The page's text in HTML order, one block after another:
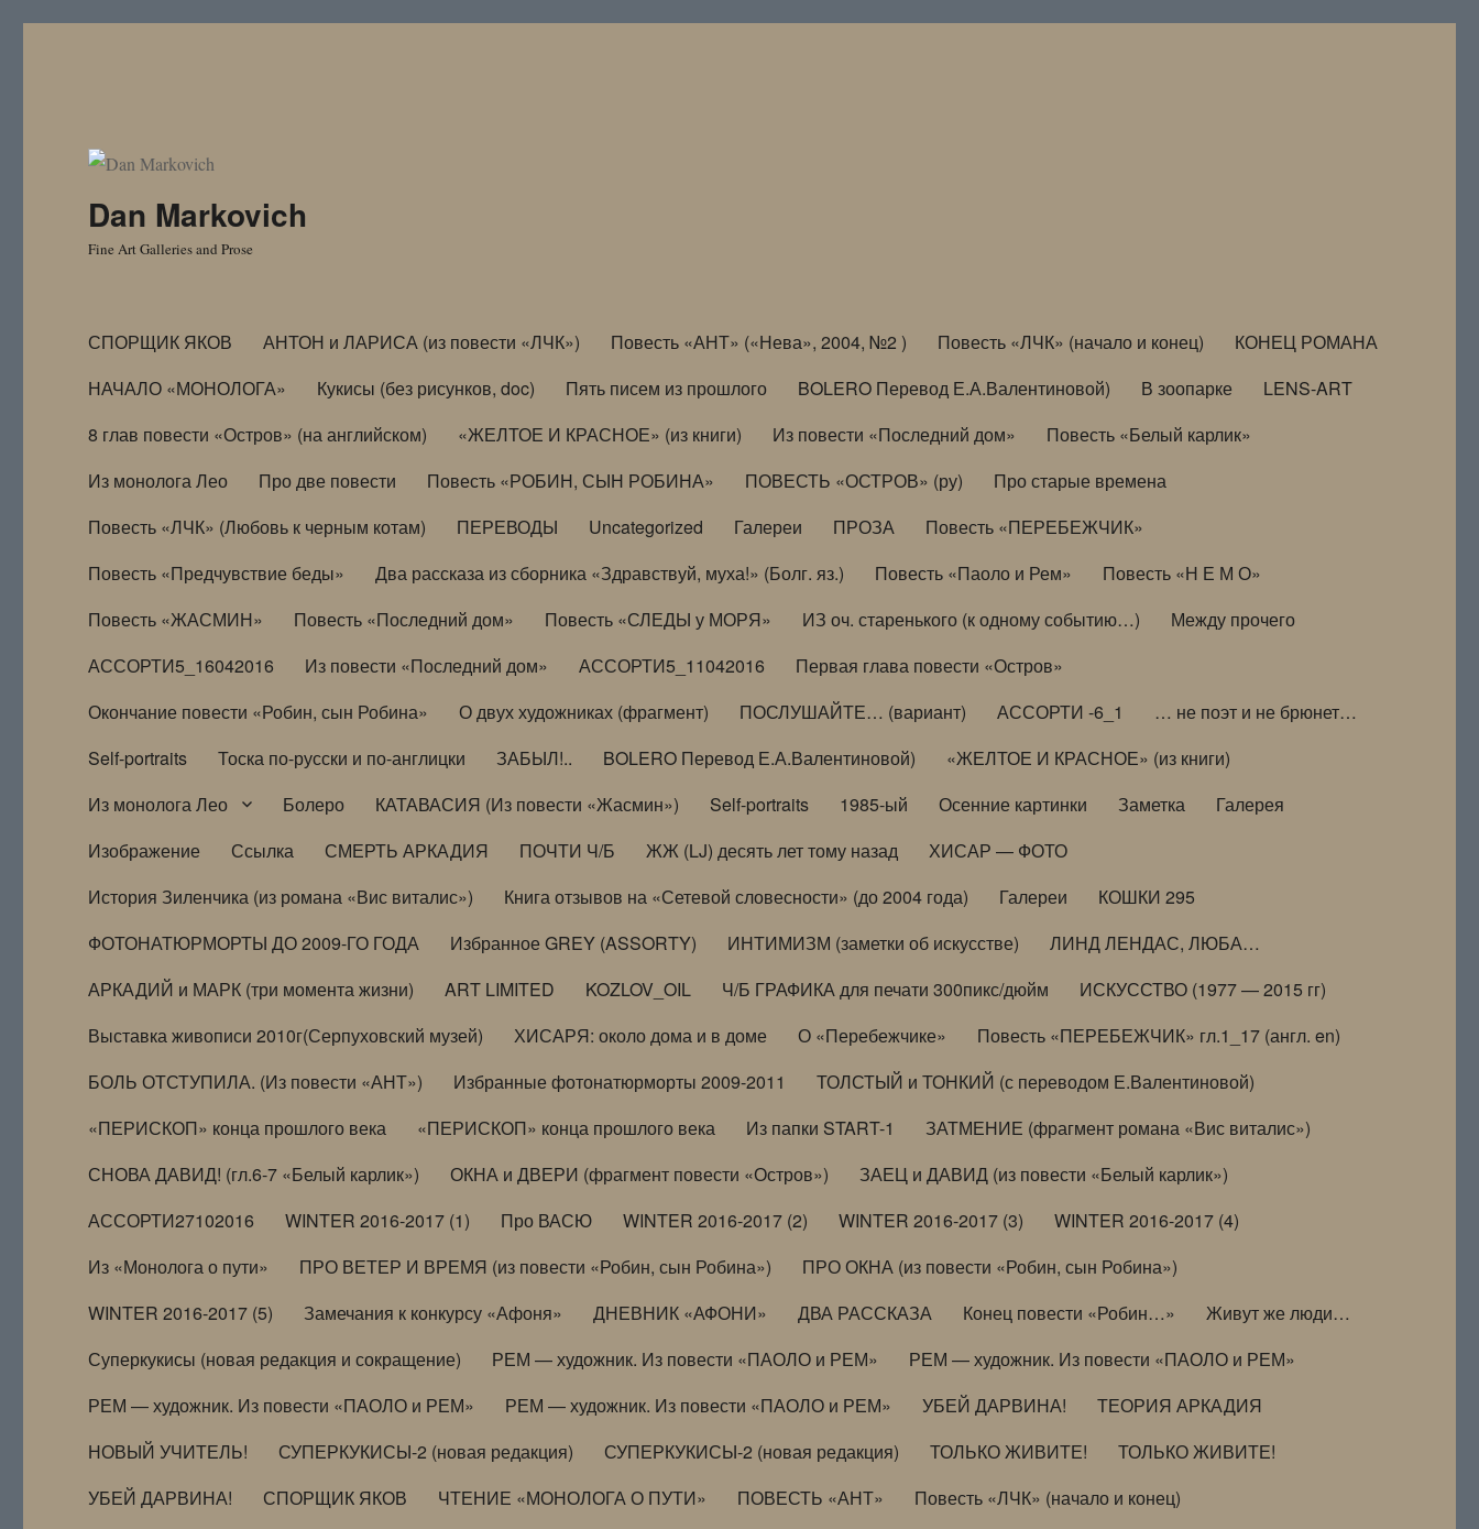
Dan Markovich
Fine Art Galleries and Prose
СПОРЩИК ЯКОВ АНТОН и ЛАРИСА (из повести «ЛЧК») Повесть «АНТ» («Нева», 2004, №2 ) Повесть «ЛЧК» (начало и конец)
КОНЕЦ РОМАНА
НАЧАЛО «МОНОЛОГА»
Кукисы (без рисунков, doc) Пять писем из прошлого BOLERO Перевод Е.А.Валентиновой) В зоопарке
LENS-ART
8 глав повести «Остров» (на английском)
«ЖЕЛТОЕ И КРАСНОЕ» (из книги) Из повести «Последний дом»
Повесть «Белый карлик»
Из монолога Лео
Про две повести Повесть «РОБИН, СЫН РОБИНА» ПОВЕСТЬ «ОСТРОВ» (ру)
Про старые времена
Повесть «ЛЧК» (Любовь к черным котам)
ПЕРЕВОДЫ Uncategorized Галереи ПРОЗА
Повесть «ПЕРЕБЕЖЧИК»
Повесть «Предчувствие беды»
Два рассказа из сборника «Здравствуй, муха!» (Болг. яз.) Повесть «Паоло и Рем»
Повесть «Н Е М О»
Повесть «ЖАСМИН»
Повесть «Последний дом» Повесть «СЛЕДЫ у МОРЯ» ИЗ оч. старенького (к одному событию…)
Между прочего
АССОРТИ5_16042016
Из повести «Последний дом» АССОРТИ5_11042016
Первая глава повести «Остров»
Окончание повести «Робин, сын Робина»
О двух художниках (фрагмент) ПОСЛУШАЙТЕ… (вариант) АССОРТИ -6_1
… не поэт и не брюнет…
Self-portraits
Тоска по-русски и по-англицки ЗАБЫЛ!.. BOLERO Перевод Е.А.Валентиновой)
«ЖЕЛТОЕ И КРАСНОЕ» (из книги)
Из монолога Лео
Болеро КАТАВАСИЯ (Из повести «Жасмин») Self-portraits 1985-ый Осенние картинки Заметка
Галерея
Изображение
Ссылка СМЕРТЬ АРКАДИЯ ПОЧТИ Ч/Б ЖЖ (LJ) десять лет тому назад
ХИСАР — ФОТО
История Зиленчика (из романа «Вис виталис»)
Книга отзывов на «Сетевой словесности» (до 2004 года) Галереи
КОШКИ 295
ФОТОНАТЮРМОРТЫ ДО 2009-ГО ГОДА
Избранное GREY (ASSORTY) ИНТИМИЗМ (заметки об искусстве)
ЛИНД ЛЕНДАС, ЛЮБА…
АРКАДИЙ и МАРК (три момента жизни)
ART LIMITED KOZLOV_OIL Ч/Б ГРАФИКА для печати 300пикс/дюйм
ИСКУССТВО (1977 — 2015 гг)
Выставка живописи 2010г(Серпуховский музей)
ХИСАРЯ: около дома и в доме О «Перебежчике»
Повесть «ПЕРЕБЕЖЧИК» гл.1_17 (англ. en)
БОЛЬ ОТСТУПИЛА. (Из повести «АНТ»)
Избранные фотонатюрморты 2009-2011
ТОЛСТЫЙ и ТОНКИЙ (с переводом Е.Валентиновой)
«ПЕРИСКОП» конца прошлого века
«ПЕРИСКОП» конца прошлого века Из папки START-1
ЗАТМЕНИЕ (фрагмент романа «Вис виталис»)
СНОВА ДАВИД! (гл.6-7 «Белый карлик»)
ОКНА и ДВЕРИ (фрагмент повести «Остров»)
ЗАЕЦ и ДАВИД (из повести «Белый карлик»)
АССОРТИ27102016
WINTER 2016-2017 (1) Про ВАСЮ WINTER 2016-2017 (2) WINTER 2016-2017 (3)
WINTER 2016-2017 (4)
Из «Монолога о пути»
ПРО ВЕТЕР И ВРЕМЯ (из повести «Робин, сын Робина»)
ПРО ОКНА (из повести «Робин, сын Робина»)
WINTER 2016-2017 (5)
Замечания к конкурсу «Афоня» ДНЕВНИК «АФОНИ» ДВА РАССКАЗА Конец повести «Робин…»
Живут же люди…
Суперкукисы (новая редакция и сокращение)
РЕМ — художник. Из повести «ПАОЛО и РЕМ»
РЕМ — художник. Из повести «ПАОЛО и РЕМ»
РЕМ — художник. Из повести «ПАОЛО и РЕМ»
РЕМ — художник. Из повести «ПАОЛО и РЕМ» УБЕЙ ДАРВИНА!
ТЕОРИЯ АРКАДИЯ
НОВЫЙ УЧИТЕЛЬ!
СУПЕРКУКИСЫ-2 (новая редакция) СУПЕРКУКИСЫ-2 (новая редакция) ТОЛЬКО ЖИВИТЕ!
ТОЛЬКО ЖИВИТЕ!
УБЕЙ ДАРВИНА!
СПОРЩИК ЯКОВ ЧТЕНИЕ «МОНОЛОГА О ПУТИ» ПОВЕСТЬ «АНТ»
Повесть «ЛЧК» (начало и конец)